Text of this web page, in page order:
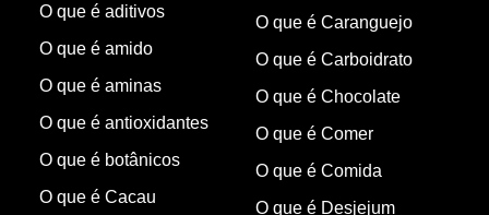
O que é aditivos
O que é amido
O que é aminas
O que é antioxidantes
O que é botânicos
O que é Cacau
O que é Caranguejo
O que é Carboidrato
O que é Chocolate
O que é Comer
O que é Comida
O que é Desjejum